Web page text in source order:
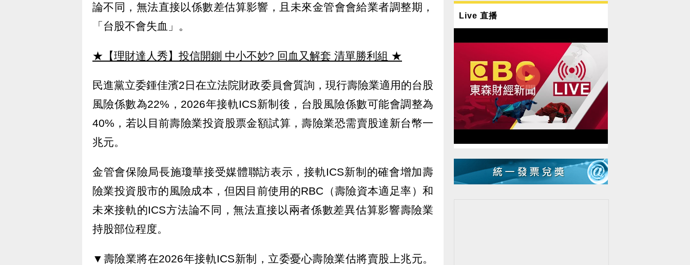
論不同，無法直接以係數差估算影響，且未來金管會會給業者調整期，
「台股不會失血」。
★【理財達人秀】投信開鍘 中小不妙? 回血又解套 清單勝利組 ★
民進黨立委鍾佳濱2日在立法院財政委員會質詢，現行壽險業適用的台股
風險係數為22%，2026年接軌ICS新制後，台股風險係數可能會調整為
40%，若以目前壽險業投資股票金額試算，壽險業恐需賣股達新台幣一
兆元。
金管會保險局長施瓊華接受媒體聯訪表示，接軌ICS新制的確會增加壽
險業投資股市的風險成本，但因目前使用的RBC（壽險資本適足率）和
未來接軌的ICS方法論不同，無法直接以兩者係數差異估算影響壽險業
持股部位程度。
▼壽險業將在2026年接軌ICS新制，立委憂心壽險業估將賣股上兆元。
Live 直播